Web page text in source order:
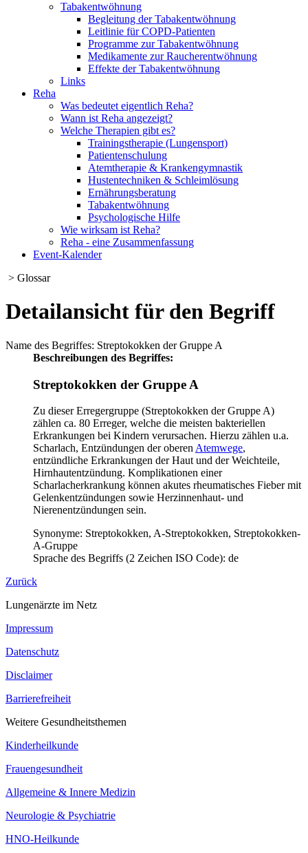
Tabakentwöhnung
Begleitung der Tabakentwöhnung
Leitlinie für COPD-Patienten
Programme zur Tabakentwöhnung
Medikamente zur Raucherentwöhnung
Effekte der Tabakentwöhnung
Links
Reha
Was bedeutet eigentlich Reha?
Wann ist Reha angezeigt?
Welche Therapien gibt es?
Trainingstherapie (Lungensport)
Patientenschulung
Atemtherapie & Krankengymnastik
Hustentechniken & Schleimlösung
Ernährungsberatung
Tabakentwöhnung
Psychologische Hilfe
Wie wirksam ist Reha?
Reha - eine Zusammenfassung
Event-Kalender
> Glossar
Detailansicht für den Begriff
Name des Begriffes: Streptokokken der Gruppe A
Beschreibungen des Begriffes:
Streptokokken der Gruppe A
Zu dieser Erregergruppe (Streptokokken der Gruppe A)
zählen ca. 80 Erreger, welche die meisten bakteriellen
Erkrankungen bei Kindern verursachen. Hierzu zählen u.a.
Scharlach, Entzündungen der oberen Atemwege,
entzündliche Erkrankungen der Haut und der Weichteile,
Hirnhautentzündung. Komplikationen einer
Scharlacherkrankung können akutes rheumatisches Fieber mit
Gelenkentzündungen sowie Herzinnenhaut- und
Nierenentzündungen sein.
Synonyme: Streptokokken, A-Streptokokken, Streptokokken-
A-Gruppe
Sprache des Begriffs (2 Zeichen ISO Code): de
Zurück
Lungenärzte im Netz
Impressum
Datenschutz
Disclaimer
Barrierefreiheit
Weitere Gesundheitsthemen
Kinderheilkunde
Frauengesundheit
Allgemeine & Innere Medizin
Neurologie & Psychiatrie
HNO-Heilkunde